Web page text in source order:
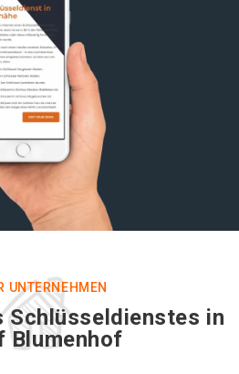
UNTERNEHMEN
Schlüsseldienstes in
Blumenhof